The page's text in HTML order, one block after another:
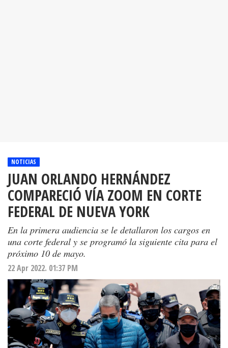
NOTICIAS
JUAN ORLANDO HERNÁNDEZ
COMPARECIÓ VÍA ZOOM EN CORTE
FEDERAL DE NUEVA YORK
En la primera audiencia se le detallaron los cargos en
una corte federal y se programó la siguiente cita para el
próximo 10 de mayo.
22 Apr 2022. 01:37 PM